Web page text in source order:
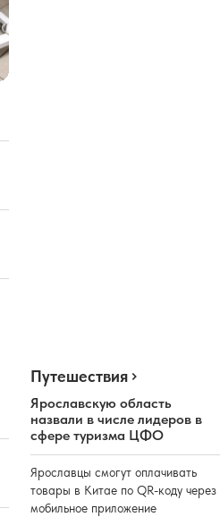
Путешествия
Ярославскую область
назвали в числе лидеров в
сфере туризма ЦФО
Ярославцы смогут оплачивать
товары в Китае по QR-коду через
мобильное приложение